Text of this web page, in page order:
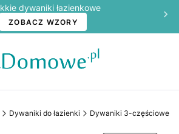
dywaniki łazienkowe
ZOBACZ WZORY
Dywaniki do łazienki Dywaniki 3-częściowe